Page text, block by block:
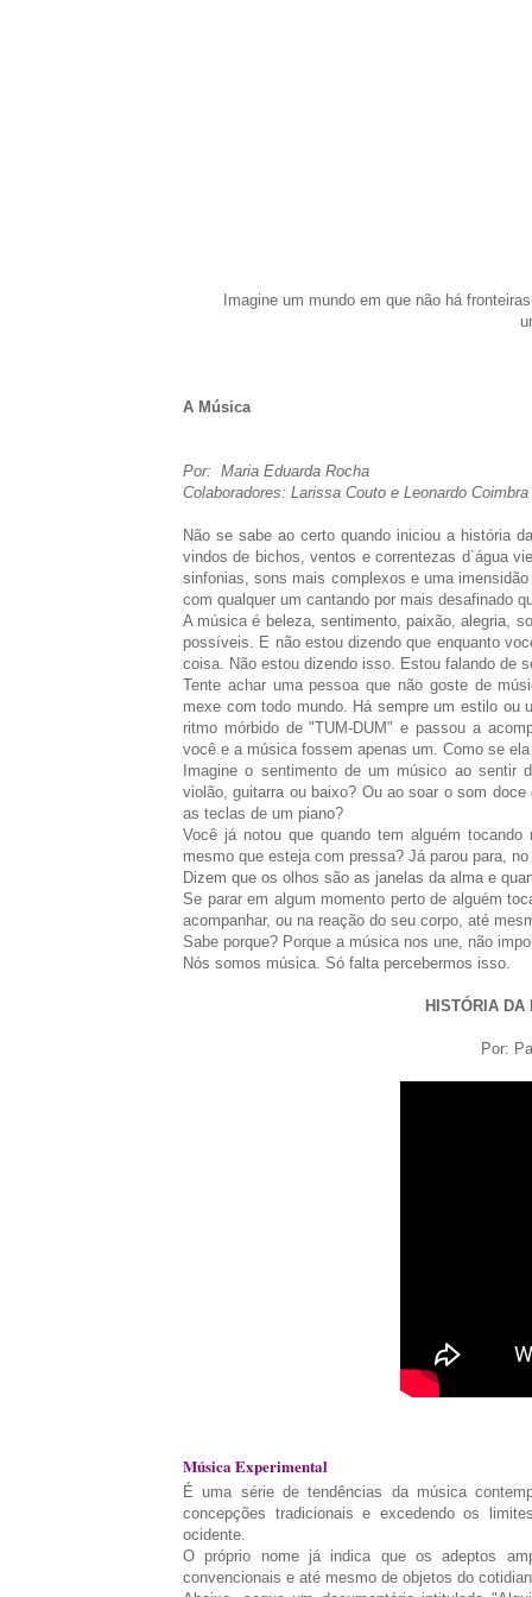
Imagine um mundo em que não há
A Música
Por: Maria Eduarda Rocha
Colaboradores: Larissa Couto e Leonardo Coimbra
Não se sabe ao certo quando iniciou a história
vindos de bichos, ventos e correntezas d`água
sinfonias, sons mais complexos e uma
com qualquer um cantando por mais desafinado
A música é beleza, sentimento, paixão, alegria,
possíveis. E não estou dizendo que enquanto
coisa. Não estou dizendo isso. Estou falando de
Tente achar uma pessoa que não goste de
mexe com todo mundo. Há sempre um estilo ou
ritmo mórbido de "TUM-DUM" e passou a
você e a música fossem apenas um. Como se
Imagine o sentimento de um músico ao sentir
violão, guitarra ou baixo? Ou ao soar o som
as teclas de um piano?
Você já notou que quando tem alguém
mesmo que esteja com pressa? Já parou para,
Dizem que os olhos são as janelas da alma e
Se parar em algum momento perto de alguém
acompanhar, ou na reação do seu corpo, até
Sabe porque? Porque a música nos une, não
Nós somos música. Só falta percebermos isso.
HISTÓRIA DA
Por:
Música Experimental
É uma série de tendências da música
concepções tradicionais e excedendo os
ocidente.
O próprio nome já indica que os adeptos
convencionais e até mesmo de objetos do